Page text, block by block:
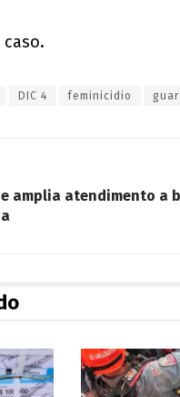
DIC 4 feminicidio
amplia atendimento a